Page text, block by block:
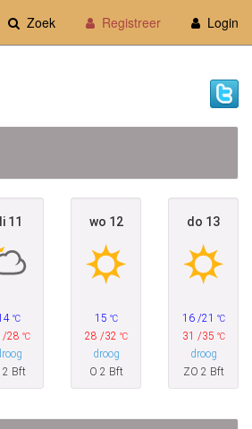
Zoek Registreer Login
11
°C
/28 °C
2 Bft
wo 12
15 °C
28 /32 °C
droog
O 2 Bft
do 13
16 /21 °C
31 /35 °C
droog
ZO 2 Bft